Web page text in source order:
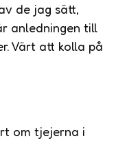
de jag sätt,
anledningen till
Värt att kolla på
om tjejerna i